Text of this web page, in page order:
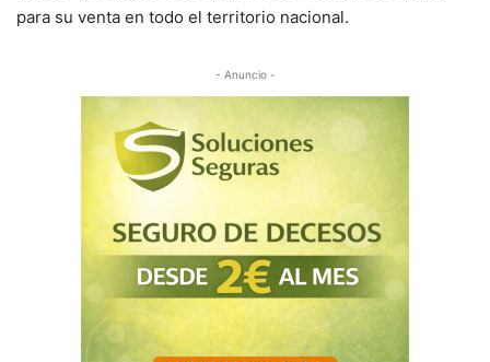
para su venta en todo el territorio nacional.
- Anuncio -